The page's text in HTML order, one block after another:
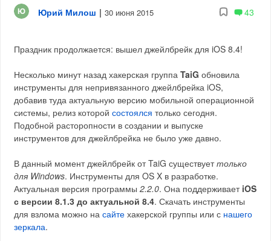
Юрий Милош | 30 июня 2015 43
Праздник продолжается: вышел джейлбрейк для iOS 8.4!
Несколько минут назад хакерская группаTaiG обновила
инструменты для непривязанного джейлбрейка iOS,
добавив туда актуальную версию мобильной операционной
системы, релиз которойсостоялся только сегодня.
Подобной расторопности в создании и выпуске
инструментов для джейлбрейка не было уже давно.
В данный момент джейлбрейк от TaiG существуеттолько
для Windows. Инструменты для OS X в разработке.
Актуальная версия программы2.2.0. Она поддерживает iOS
с версии 8.1.3 до актуальной 8.4. Скачать инструменты
для взлома можно насайте хакерской группы или с нашего
зеркала.